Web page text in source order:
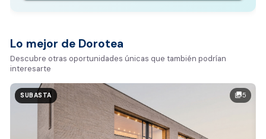
Análisis basado en datos reales:
Tiempo promedio de venta en la zona
Rango de precios de arriendo en el sector
Valor exclusivo para clientes de Dorotea:
20.000 COP
REALIZAR AVALÚO AHORA
Lo mejor de Dorotea
Descubre otras oportunidades únicas que también podrían
interesarte
photo_library5
SUBASTA